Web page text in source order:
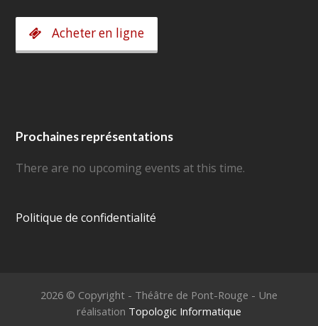
Acheter en ligne
Prochaines représentations
There are no upcoming events at this time.
Politique de confidentialité
2026 © Copyright - Théâtre de Pont-Rouge - Une
réalisation Topologic Informatique